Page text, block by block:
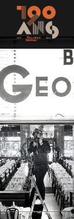
DAILY SPECIALS
CRAFT BEER
GALLERY
LA GEORGES
DINING ROOMS
CONTACT
SHOP
JOBS